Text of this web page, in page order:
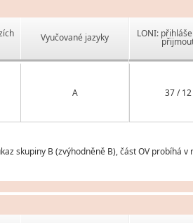
Vyučované jazyky
A
LONI:
37 / 12
skupiny B (zvýhodněně B), část OV probíhá